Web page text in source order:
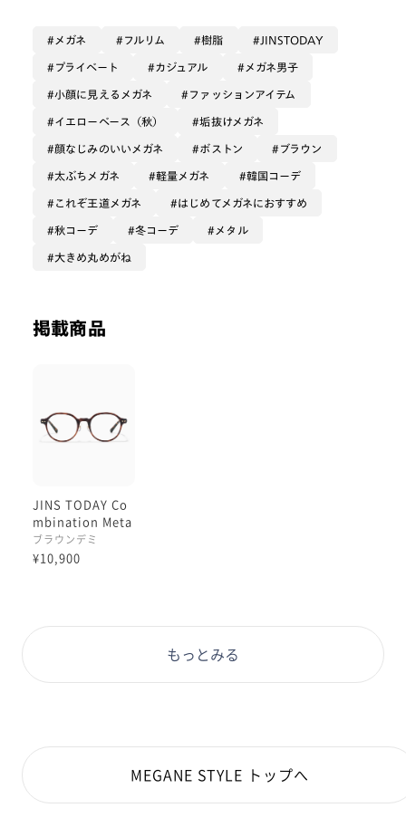
メガネ フルリム 樹脂 JINSTODAY
プライベート カジュアル メガネ男子
小顔に見えるメガネ ファッションアイテム
イエローベース（秋） 垢抜けメガネ
顔なじみのいいメガネ ボストン ブラウン
太ぶちメガネ 軽量メガネ 韓国コーデ
これぞ王道メガネ はじめてメガネにおすすめ
秋コーデ 冬コーデ メタル
大きめ丸めがね
掲載商品
JINS TODAY Co
mbination Meta
lブラウンデミ
¥10,900
もっとみる
MEGANE STYLE トップへ